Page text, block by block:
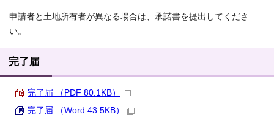
申請者と土地所有者が異なる場合は、承諾書を提出してくださ
い。
完了届
完了届 （PDF 80.1KB）
完了届 （Word 43.5KB）